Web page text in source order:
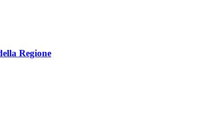
Regione